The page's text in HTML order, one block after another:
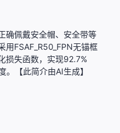
确佩戴安全帽、安全带等
用FSAF_R50_FPN无锚框
损失函数，实现92.7%
【此简介由AI生成】